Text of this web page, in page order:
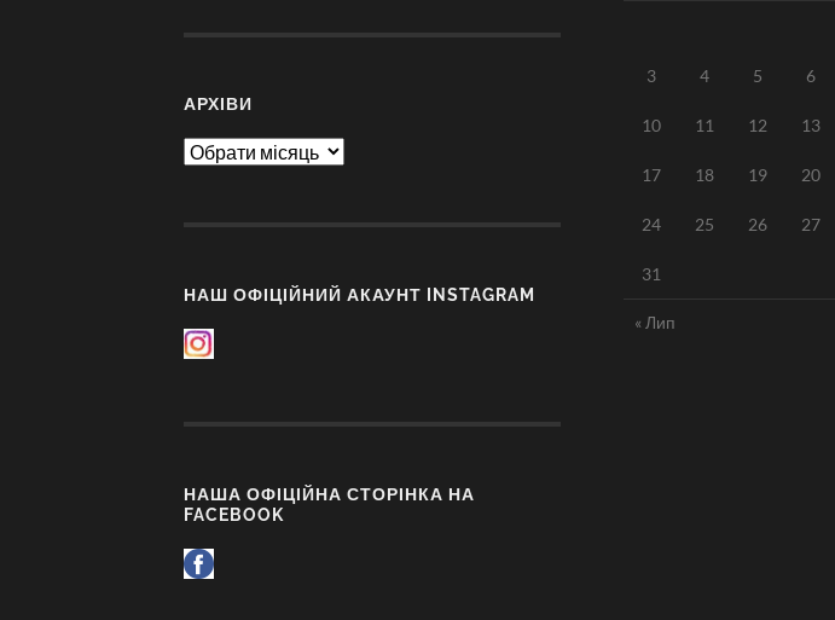
АРХІВИ
Архіви
НАШ ОФІЦІЙНИЙ АКАУНТ INSTAGRAM
НАША ОФІЦІЙНА СТОРІНКА НА
FACEBOOK
3 4 5 6
10 11 12 13
17 18 19 20
24 25 26 27
31
« Лип